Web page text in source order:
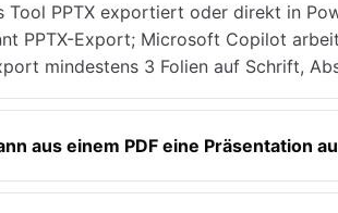
Tool PPTX exportiert oder direkt in
PPTX-Export; Microsoft Copilot
mindestens 3 Folien auf Schrift,
aus einem PDF eine Präsentation